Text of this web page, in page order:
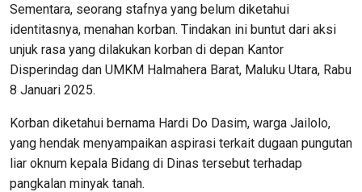
Sementara, seorang stafnya yang belum diketahui
identitasnya, menahan korban. Tindakan ini buntut dari aksi
unjuk rasa yang dilakukan korban di depan Kantor
Disperindag dan UMKM Halmahera Barat, Maluku Utara, Rabu
8 Januari 2025.
Korban diketahui bernama Hardi Do Dasim, warga Jailolo,
yang hendak menyampaikan aspirasi terkait dugaan pungutan
liar oknum kepala Bidang di Dinas tersebut terhadap
pangkalan minyak tanah.